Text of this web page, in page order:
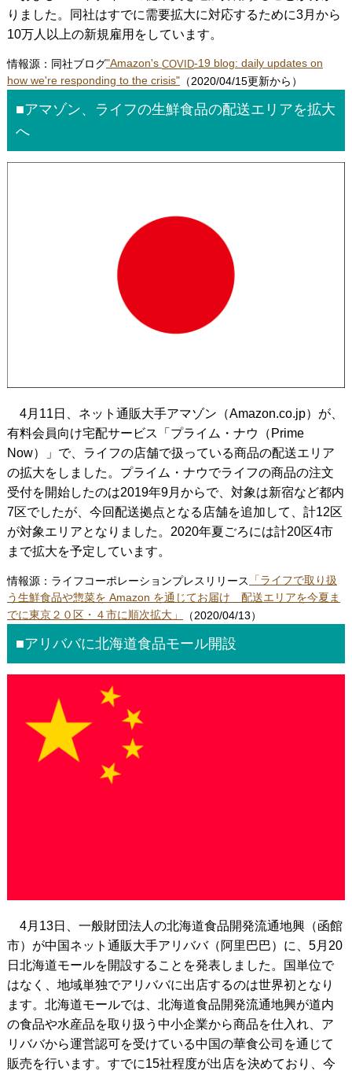
りました。同社はすでに需要拡大に対応するために3月から
10万人以上の新規雇用をしています。
情報源：同社ブログ"Amazon's COVID-19 blog: daily updates on
how we're responding to the crisis"（2020/04/15更新から）
■アマゾン、ライフの生鮮食品の配送エリアを拡大
へ
4月11日、ネット通販大手アマゾン（Amazon.co.jp）が、
有料会員向け宅配サービス「プライム・ナウ（Prime
Now）」で、ライフの店舗で扱っている商品の配送エリア
の拡大をしました。プライム・ナウでライフの商品の注文
受付を開始したのは2019年9月からで、対象は新宿など都内
7区でしたが、今回配送拠点となる店舗を追加して、計12区
が対象エリアとなりました。2020年夏ごろには計20区4市
まで拡大を予定しています。
情報源：ライフコーポレーションプレスリリース
「ライフで取り扱
う生鮮食品や惣菜を Amazon を通じてお届け 配送エリアを今夏ま
でに東京２０区・４市に順次拡大」
（2020/04/13）
■アリババに北海道食品モール開設
4月13日、一般財団法人の北海道食品開発流通地興（函館
市）が中国ネット通販大手アリババ（阿里巴巴）に、5月20
日北海道モールを開設することを発表しました。国単位で
はなく、地域単独でアリババに出店するのは世界初となり
ます。北海道モールでは、北海道食品開発流通地興が道内
の食品や水産品を取り扱う中小企業から商品を仕入れ、ア
リババから運営認可を受けている中国の華食公司を通じて
販売を行います。すでに15社程度が出店を決めており、今